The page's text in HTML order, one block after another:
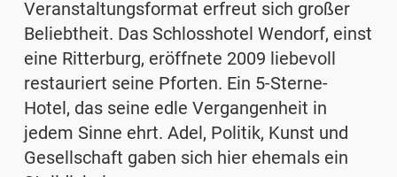
Veranstaltungsformat erfreut sich großer
Beliebtheit. Das Schlosshotel Wendorf, einst
eine Ritterburg, eröffnete 2009 liebevoll
restauriert seine Pforten. Ein 5-Sterne-
Hotel, das seine edle Vergangenheit in
jedem Sinne ehrt. Adel, Politik, Kunst und
Gesellschaft gaben sich hier ehemals ein